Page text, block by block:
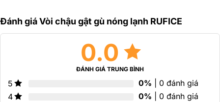
Đánh giá Vòi chậu gật gù nóng lạnh RUFICE
0.0
ĐÁNH GIÁ TRUNG BÌNH
5 0% | 0 đánh giá
4
0% | 0 đánh giá